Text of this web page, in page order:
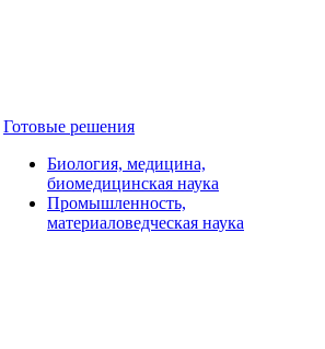
Готовые решения
Биология, медицина,
биомедицинская наука
Промышленность,
материаловедческая наука